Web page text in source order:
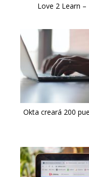
Love 2 Learn –
Okta creará 200